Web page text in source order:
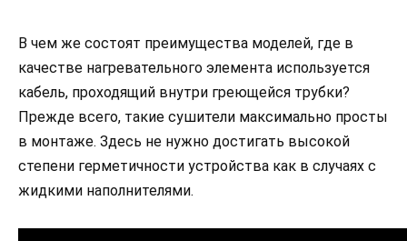
В чем же состоят преимущества моделей, где в
качестве нагревательного элемента используется
кабель, проходящий внутри греющейся трубки?
Прежде всего, такие сушители максимально просты
в монтаже. Здесь не нужно достигать высокой
степени герметичности устройства как в случаях с
жидкими наполнителями.